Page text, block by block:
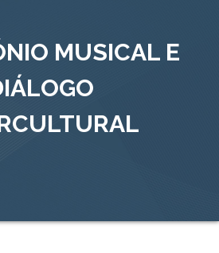
MUSICAL E